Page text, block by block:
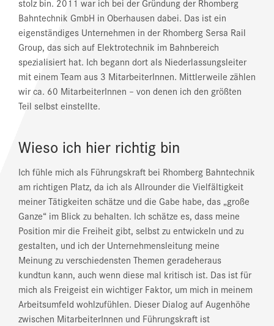
Bahntechnik GmbH in Oberhausen dabei. Das ist ein
eigenständiges Unternehmen in der Rhomberg Sersa Rail
Group, das sich auf Elektrotechnik im Bahnbereich
spezialisiert hat. Ich begann dort als Niederlassungsleiter
mit einem Team aus 3 MitarbeiterInnen. Mittlerweile zählen
wir ca. 60 MitarbeiterInnen – von denen ich den größten
Teil selbst einstellte.
Wieso ich hier richtig bin
Ich fühle mich als Führungskraft bei Rhomberg Bahntechnik
am richtigen Platz, da ich als Allrounder die Vielfältigkeit
meiner Tätigkeiten schätze und die Gabe habe, das „große
Ganze“ im Blick zu behalten. Ich schätze es, dass meine
Position mir die Freiheit gibt, selbst zu entwickeln und zu
gestalten, und ich der Unternehmensleitung meine
Meinung zu verschiedensten Themen geradeheraus
kundtun kann, auch wenn diese mal kritisch ist. Das ist für
mich als Freigeist ein wichtiger Faktor, um mich in meinem
Arbeitsumfeld wohlzufühlen. Dieser Dialog auf Augenhöhe
zwischen MitarbeiterInnen und Führungskraft ist